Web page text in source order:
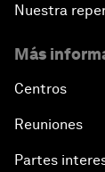
Nuestra
Más
Centros
Reuniones
Partes